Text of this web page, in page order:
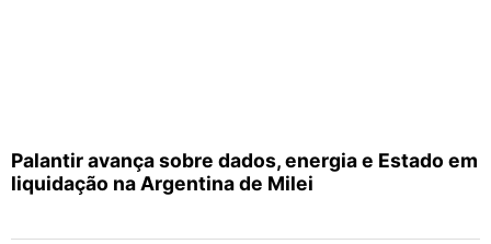
Palantir avança sobre dados, energia e Estado em
liquidação na Argentina de Milei